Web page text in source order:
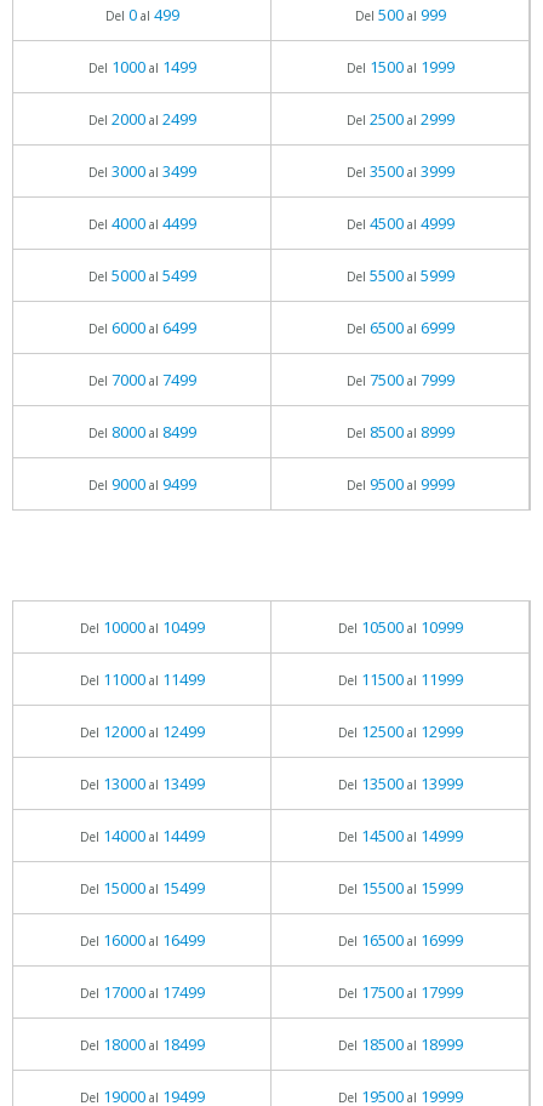
Del 0al 499 Del 500al 999
Del 1000al 1499 Del 1500al 1999
Del 2000al 2499 Del 2500al 2999
Del 3000al 3499 Del 3500al 3999
Del 4000al 4499 Del 4500al 4999
Del 5000al 5499 Del 5500al 5999
Del 6000al 6499 Del 6500al 6999
Del 7000al 7499 Del 7500al 7999
Del 8000al 8499 Del 8500al 8999
Del 9000al 9499 Del 9500al 9999
Del 10000al 10499 Del 10500al 10999
Del 11000al 11499 Del 11500al 11999
Del 12000al 12499 Del 12500al 12999
Del 13000al 13499 Del 13500al 13999
Del 14000al 14499 Del 14500al 14999
Del 15000al 15499 Del 15500al 15999
Del 16000al 16499 Del 16500al 16999
Del 17000al 17499 Del 17500al 17999
Del 18000al 18499 Del 18500al 18999
Del 19000al 19499 Del 19500al 19999